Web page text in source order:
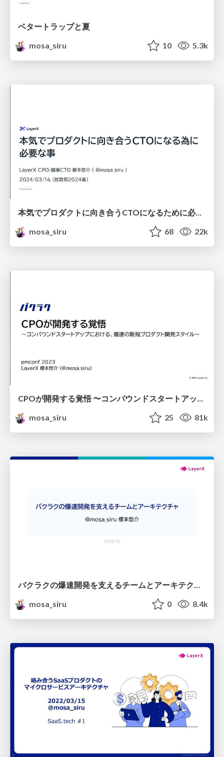
ベタートラップと夏
mosa_siru
10 5.3k
本気でプロダクトに向き合うCTOになるために必要な事 (技育祭2024春)
mosa_siru
68 22k
CPOが開発する覚悟 〜コンパウンドスタートアップにおける、爆速の新規プロダクト開発スタイル〜
mosa_siru
25 81k
バクラクの爆速開発を支えるチームとアーキテクチャ
mosa_siru
0 8.4k